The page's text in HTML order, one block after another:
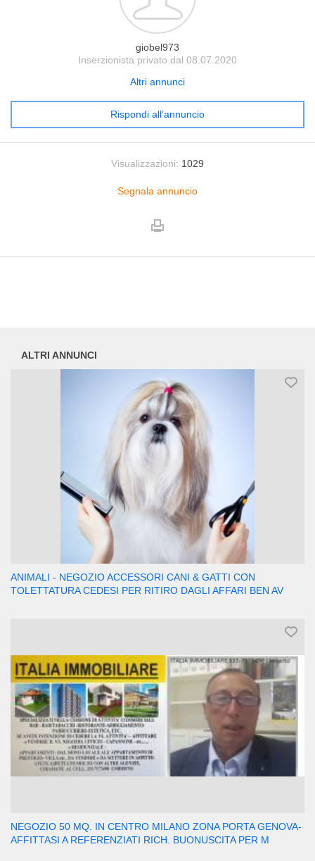
giobel973
Inserzionista privato dal 08.07.2020
Altri annunci
Rispondi all’annuncio
Visualizzazioni: 1029
Segnala annuncio
ALTRI ANNUNCI
ANIMALI - NEGOZIO ACCESSORI CANI & GATTI CON
TOLETTATURA CEDESI PER RITIRO DAGLI AFFARI BEN AV
NEGOZIO 50 MQ. IN CENTRO MILANO ZONA PORTA GENOVA-
AFFITTASI A REFERENZIATI RICH. BUONUSCITA PER M